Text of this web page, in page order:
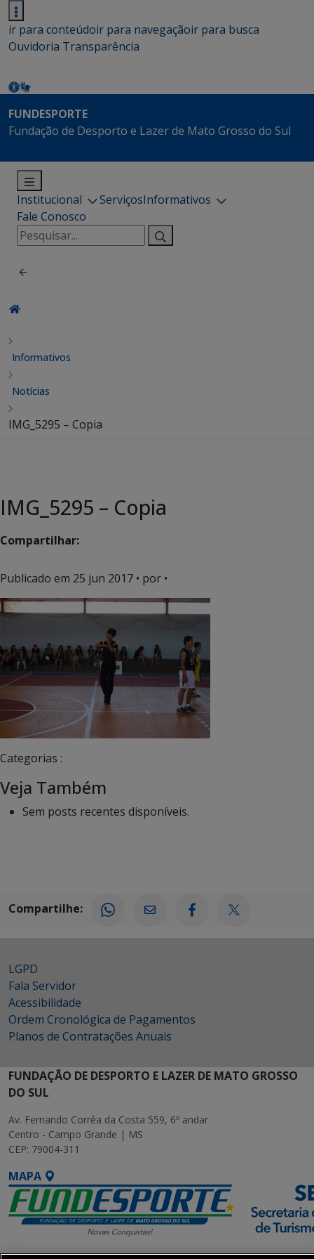
ir para conteúdoir para navegaçãoir para busca
Ouvidoria Transparência
FUNDESPORTE
Fundação de Desporto e Lazer de Mato Grosso do Sul
Institucional ServiçosInformativos
Fale Conosco
Pesquisar
por:
Informativos
Notícias
IMG_5295 – Copia
IMG_5295 – Copia
Compartilhar:
Publicado em 25 jun 2017 • por •
Categorias :
Veja Também
Sem posts recentes disponíveis.
Compartilhe:
LGPD
Fala Servidor
Acessibilidade
Ordem Cronológica de Pagamentos
Planos de Contratações Anuais
FUNDAÇÃO DE DESPORTO E LAZER DE MATO GROSSO
DO SUL
Av. Fernando Corrêa da Costa 559, 6º andar
Centro - Campo Grande | MS
CEP: 79004-311
MAPA